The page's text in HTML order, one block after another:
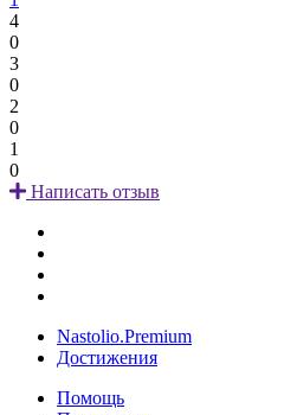
4
0
3
0
2
0
1
0
Написать отзыв
Nastolio.Premium
Достижения
Помощь